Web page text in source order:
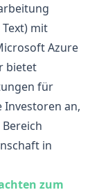
mit
Azure
bietet
für
Investoren an,
in
zum